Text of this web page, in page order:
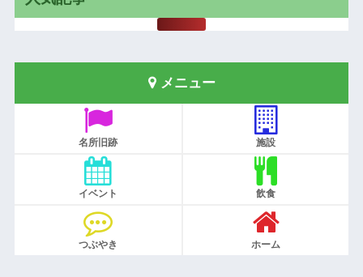
メニュー
名所旧跡 施設
イベント 飲食
つぶやき ホーム